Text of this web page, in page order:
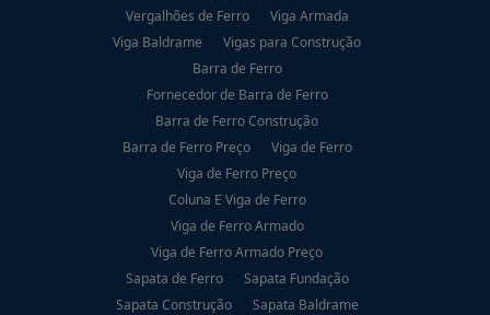
Vergalhões de Ferro
Viga Armada
Viga Baldrame
Vigas para Construção
Barra de Ferro
Fornecedor de Barra de Ferro
Barra de Ferro Construção
Barra de Ferro Preço
Viga de Ferro
Viga de Ferro Preço
Coluna E Viga de Ferro
Viga de Ferro Armado
Viga de Ferro Armado Preço
Sapata de Ferro
Sapata Fundação
Sapata Construção
Sapata Baldrame